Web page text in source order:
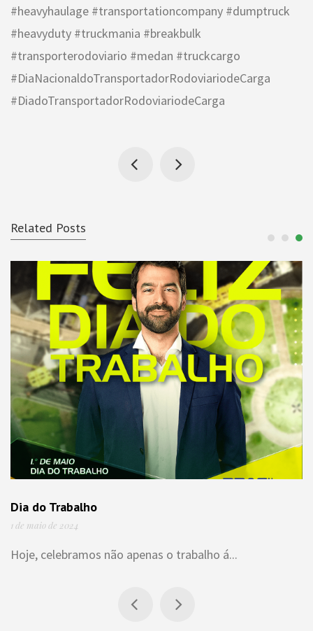
#heavyhaulage #transportationcompany #dumptruck
#heavyduty #truckmania #breakbulk
#transporterodoviario #medan #truckcargo
#DiaNacionaldoTransportadorRodoviariodeCarga
#DiadoTransportadorRodoviariodeCarga
Related Posts
Dia do Trabalho
1 de maio de 2024
Hoje, celebramos não apenas o trabalho á...